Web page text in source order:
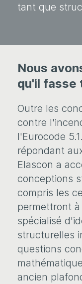
tant que
Nous
qu'il fasse
Outre les
contre
l'Eurocode
répondant
Elascon a
conceptions
compris les
permettront
spécialisé
structurelles
questions
ancien